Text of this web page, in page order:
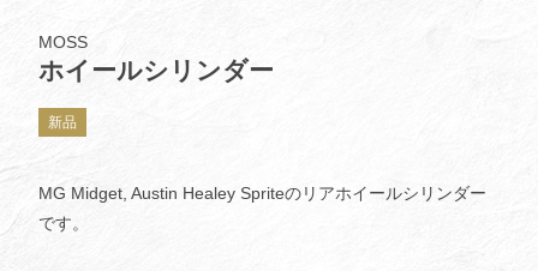
MOSS
ホイールシリンダー
新品
MG Midget, Austin Healey Spriteのリアホイールシリンダー
です。